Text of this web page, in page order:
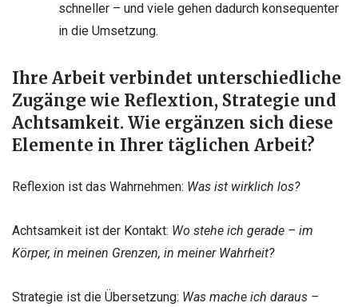
schneller – und viele gehen dadurch konsequenter
in die Umsetzung.
Ihre Arbeit verbindet unterschiedliche
Zugänge wie Reflextion, Strategie und
Achtsamkeit. Wie ergänzen sich diese
Elemente in Ihrer täglichen Arbeit?
Reflexion ist das Wahrnehmen: Was ist wirklich los?
Achtsamkeit ist der Kontakt: Wo stehe ich gerade – im
Körper, in meinen Grenzen, in meiner Wahrheit?
Strategie ist die Übersetzung: Was mache ich daraus –